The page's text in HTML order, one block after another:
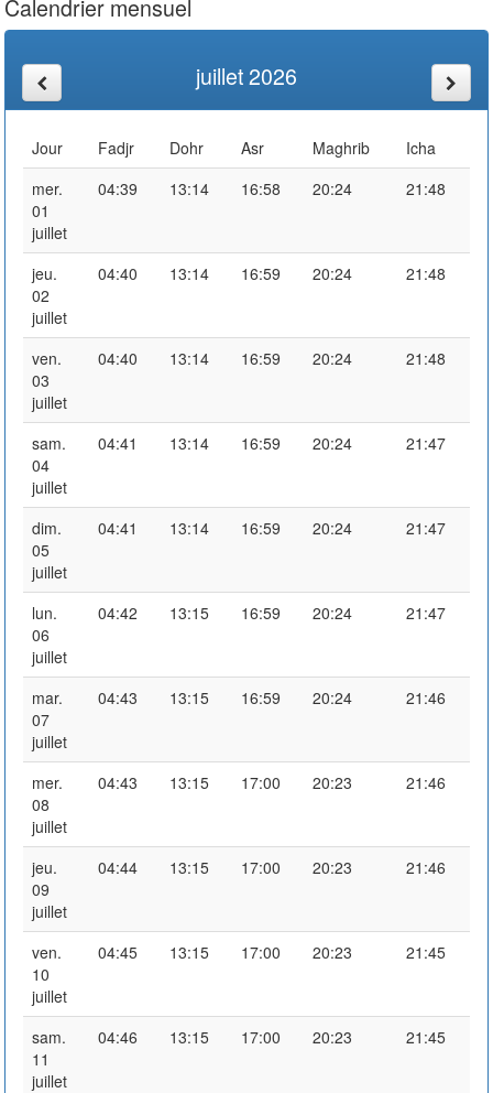
Calendrier mensuel
juillet 2026
Jour Fadjr Dohr Asr Maghrib
Icha
mer.
01
juillet
04:39 13:14 16:58 20:24 21:48
jeu.
02
juillet
04:40 13:14 16:59 20:24 21:48
ven.
03
juillet
04:40 13:14 16:59 20:24 21:48
sam.
04
juillet
04:41 13:14 16:59 20:24 21:47
dim.
05
juillet
04:41 13:14 16:59 20:24 21:47
lun.
06
juillet
04:42 13:15 16:59 20:24 21:47
mar.
07
juillet
04:43 13:15 16:59 20:24 21:46
mer.
08
juillet
04:43 13:15 17:00 20:23 21:46
jeu.
09
juillet
04:44 13:15 17:00 20:23 21:46
ven.
10
juillet
04:45 13:15 17:00 20:23 21:45
sam.
11
juillet
04:46 13:15 17:00 20:23 21:45